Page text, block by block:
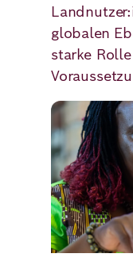
globalen
starke
Bild